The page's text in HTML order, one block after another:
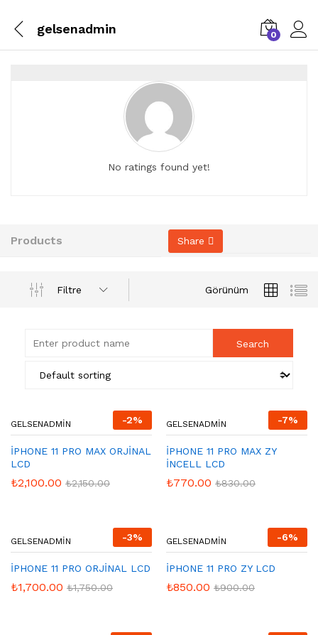
gelsenadmin 0
No ratings found yet!
Products Share
Görünüm
Filtre
-2%
GELSENADMIN
İPHONE 11 PRO MAX ORJİNAL
LCD
₺2,100.00 ₺2,150.00
-7%
GELSENADMIN
İPHONE 11 PRO MAX ZY
İNCELL LCD
₺770.00 ₺830.00
-3%
GELSENADMIN
İPHONE 11 PRO ORJİNAL LCD
₺1,700.00 ₺1,750.00
-6%
GELSENADMIN
İPHONE 11 PRO ZY LCD
₺850.00 ₺900.00